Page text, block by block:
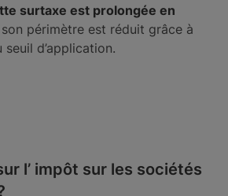
surtaxe est prolongée en
périmètre est réduit grâce à
d’application.
l’ impôt sur les sociétés